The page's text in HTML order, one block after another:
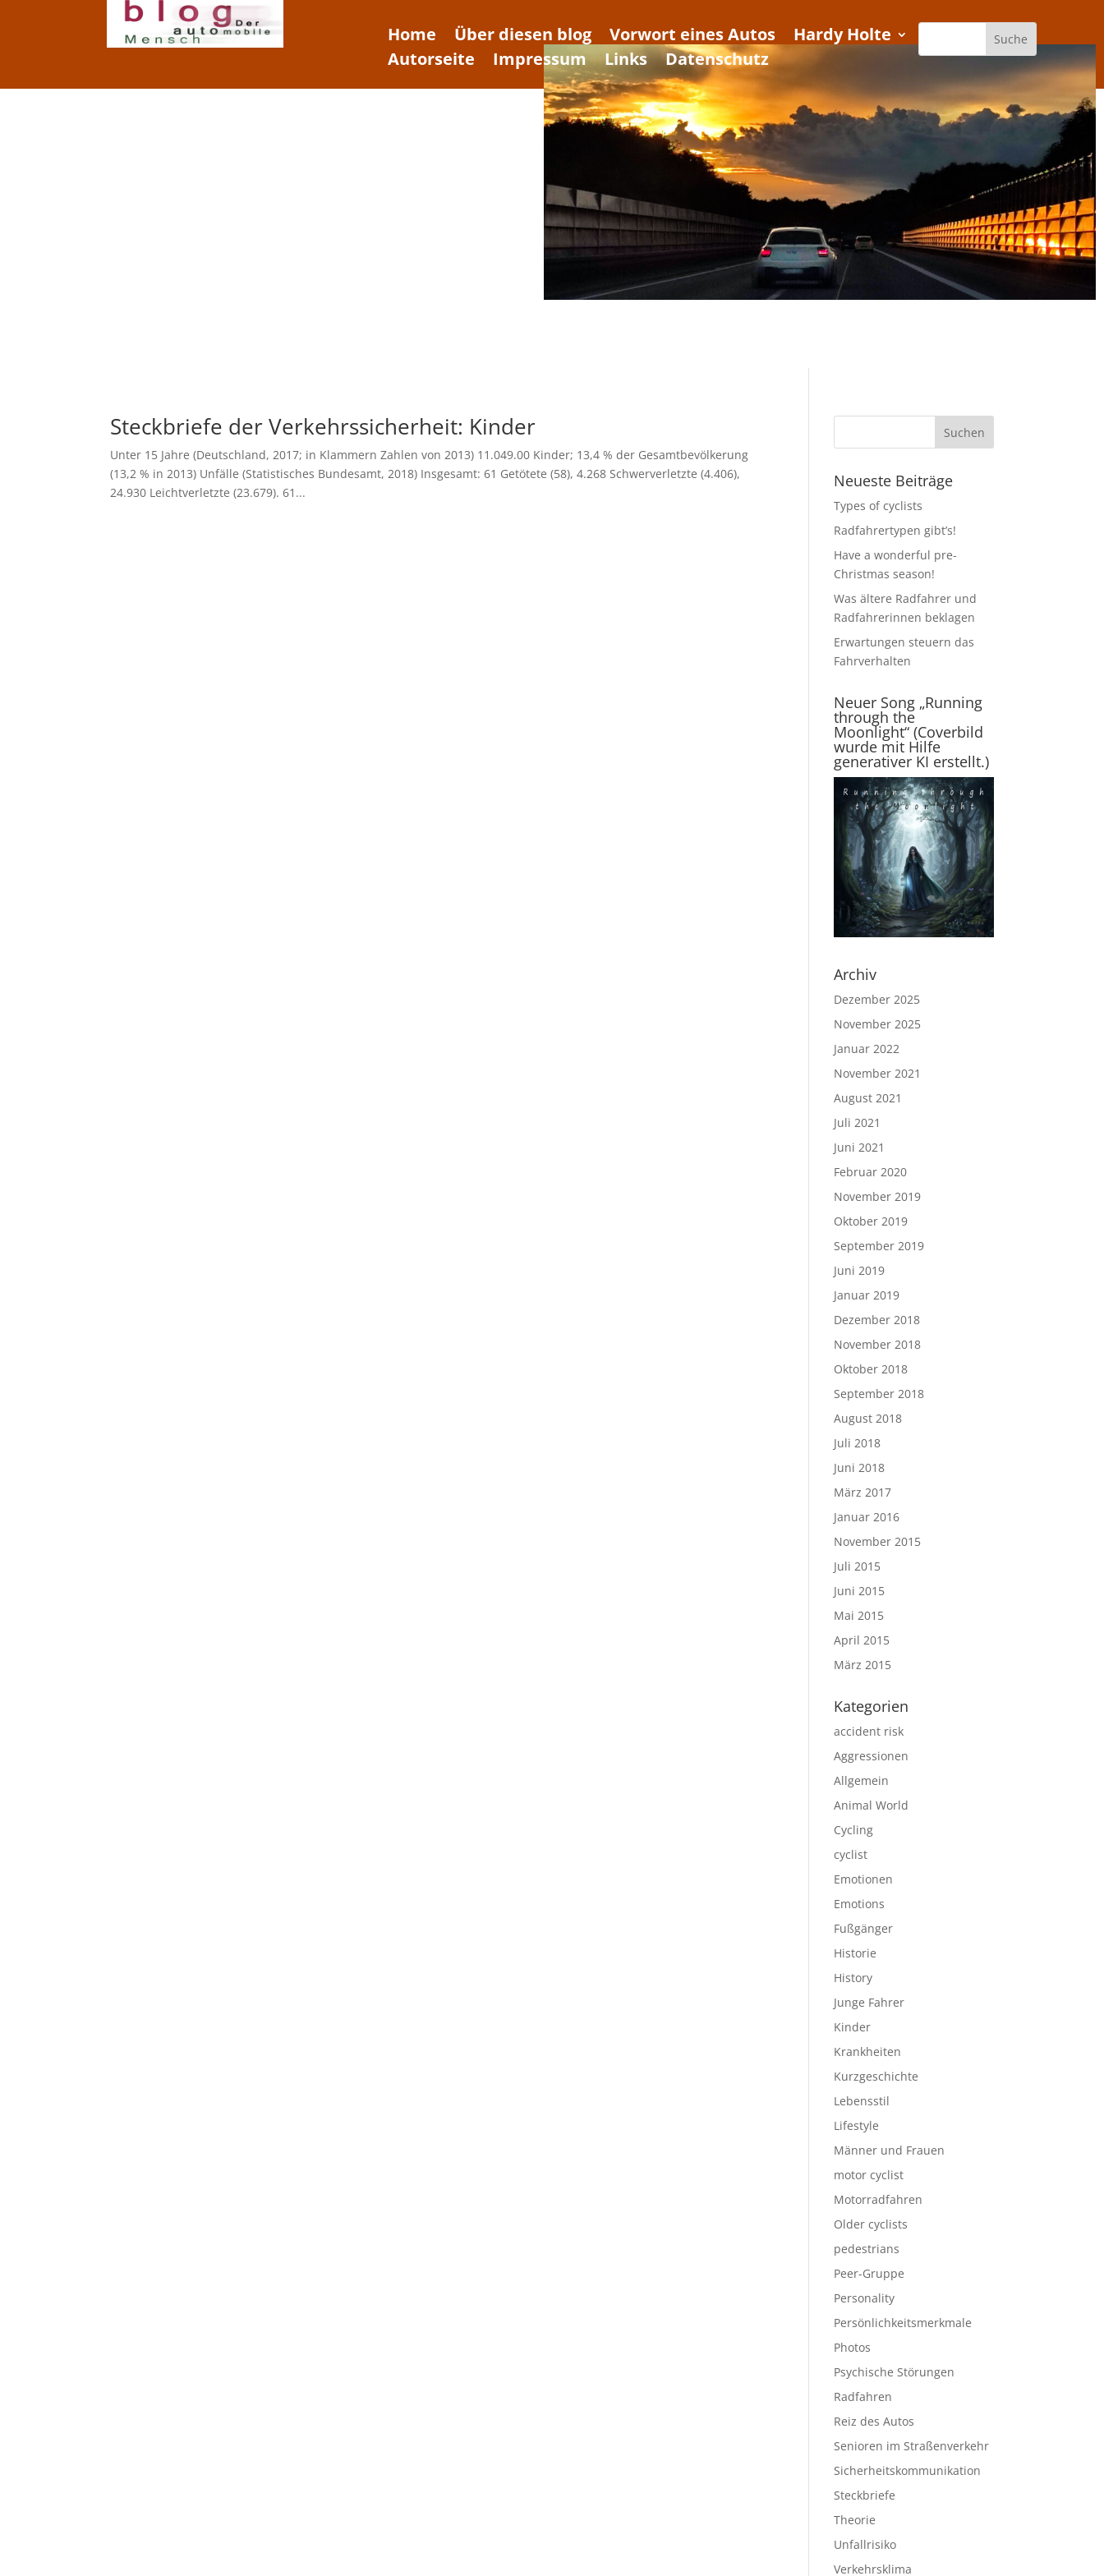
Home Über diesen blog Vorwort eines Autos
Hardy Holte
Autorseite
Impressum Links Datenschutz
Steckbriefe der Verkehrssicherheit: Kinder
Unter 15 Jahre (Deutschland, 2017; in Klammern Zahlen von 2013) 11.049.00 Kinder; 13,4 % der Gesamtbevölkerung
(13,2 % in 2013) Unfälle (Statistisches Bundesamt, 2018) Insgesamt: 61 Getötete (58), 4.268 Schwerverletzte (4.406),
24.930 Leichtverletzte (23.679). 61...
Neueste Beiträge
Types of cyclists
Radfahrertypen gibt’s!
Have a wonderful pre-
Christmas season!
Was ältere Radfahrer und
Radfahrerinnen beklagen
Erwartungen steuern das
Fahrverhalten
Neuer Song „Running
through the
Moonlight“ (Coverbild
wurde mit Hilfe
generativer KI erstellt.)
Archiv
Dezember 2025
November 2025
Januar 2022
November 2021
August 2021
Juli 2021
Juni 2021
Februar 2020
November 2019
Oktober 2019
September 2019
Juni 2019
Januar 2019
Dezember 2018
November 2018
Oktober 2018
September 2018
August 2018
Juli 2018
Juni 2018
März 2017
Januar 2016
November 2015
Juli 2015
Juni 2015
Mai 2015
April 2015
März 2015
Kategorien
accident risk
Aggressionen
Allgemein
Animal World
Cycling
cyclist
Emotionen
Emotions
Fußgänger
Historie
History
Junge Fahrer
Kinder
Krankheiten
Kurzgeschichte
Lebensstil
Lifestyle
Männer und Frauen
motor cyclist
Motorradfahren
Older cyclists
pedestrians
Peer-Gruppe
Personality
Persönlichkeitsmerkmale
Photos
Psychische Störungen
Radfahren
Reiz des Autos
Senioren im Straßenverkehr
Sicherheitskommunikation
Steckbriefe
Theorie
Unfallrisiko
Verkehrsklima